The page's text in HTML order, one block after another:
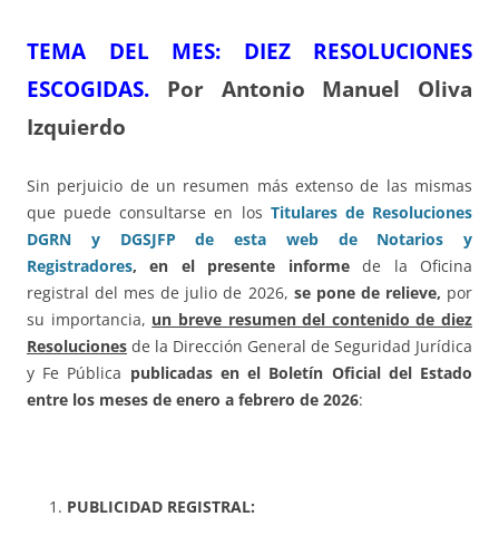
TEMA DEL MES: DIEZ RESOLUCIONES
ESCOGIDAS. Por Antonio Manuel Oliva
Izquierdo
Sin perjuicio de un resumen más extenso de las mismas
que puede consultarse en los Titulares de Resoluciones
DGRN y DGSJFP de esta web de Notarios y
Registradores, en el presente informede la Oficina
registral del mes de julio de 2026, se pone de relieve, por
su importancia, un breve resumen del contenido de diez
Resoluciones de la Dirección General de Seguridad Jurídica
y Fe Pública publicadas en el Boletín Oficial del Estado
entre los meses de enero a febrero de 2026:
PUBLICIDAD REGISTRAL: